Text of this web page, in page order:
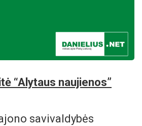
“Alytaus naujienos”
savivaldybės